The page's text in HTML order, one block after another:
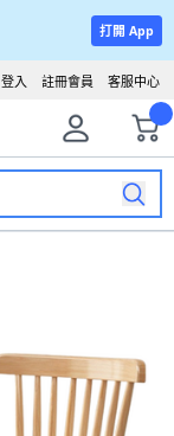
打開 App
客服中心
註冊會員
登入